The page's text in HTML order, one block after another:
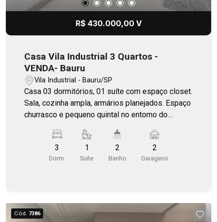
R$ 430.000,00 V
Casa Vila Industrial 3 Quartos -
VENDA- Bauru
Vila Industrial - Bauru/SP
Casa 03 dormitórios, 01 suíte com espaço closet.
Sala, cozinha ampla, armários planejados. Espaço
churrasco e pequeno quintal no entorno do
Localização excelente das vias Salvado Filardi, e
Av. Elias Miguel Maluf.
3
Dorm.
1
Suite
2
Banho
2
Garagens
Cód. 7386